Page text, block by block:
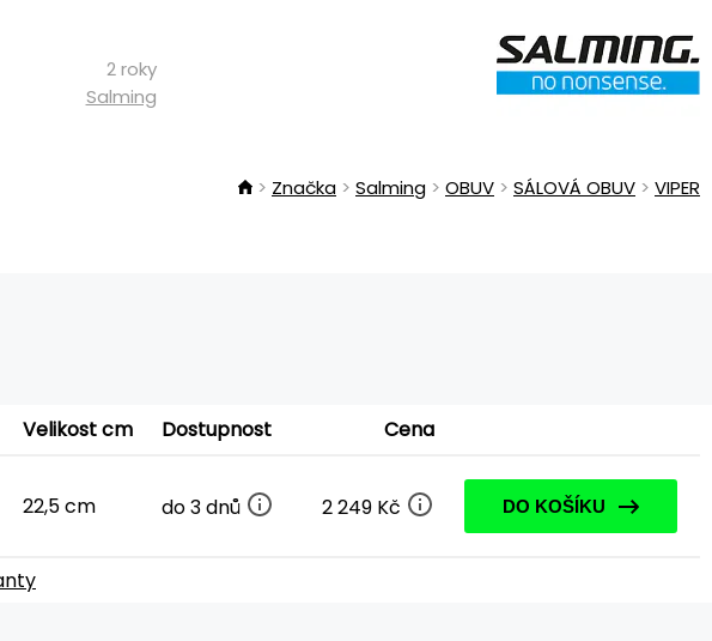
2 roky
Salming
Značka Salming OBUV SÁLOVÁ OBUV VIPER
Velikost cm Dostupnost Cena
22,5 cm do 3 dnů 2 249 Kč DO KOŠÍKU